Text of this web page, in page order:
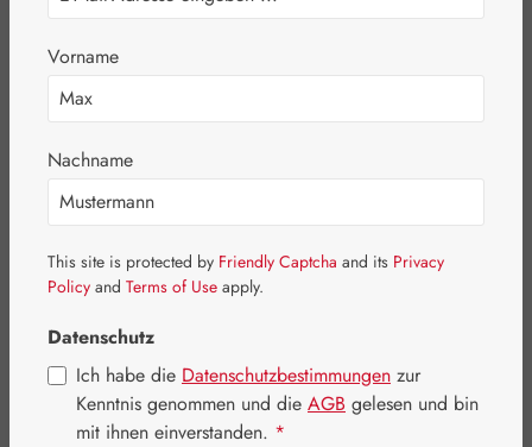
Bildergalerie überspringen
Vorname
Nachname
This site is protected by Friendly Captcha and its Privacy
Policy and Terms of Use apply.
Datenschutz
Ich habe die Datenschutzbestimmungen zur
Kenntnis genommen und die AGB gelesen und bin
mit ihnen einverstanden. *